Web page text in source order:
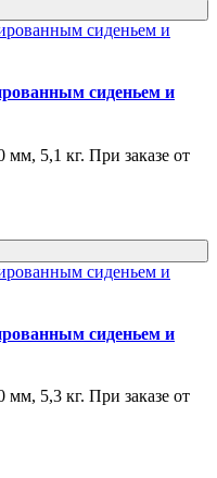
сиденьем и
5,1 кг. При заказе от
сиденьем и
5,3 кг. При заказе от